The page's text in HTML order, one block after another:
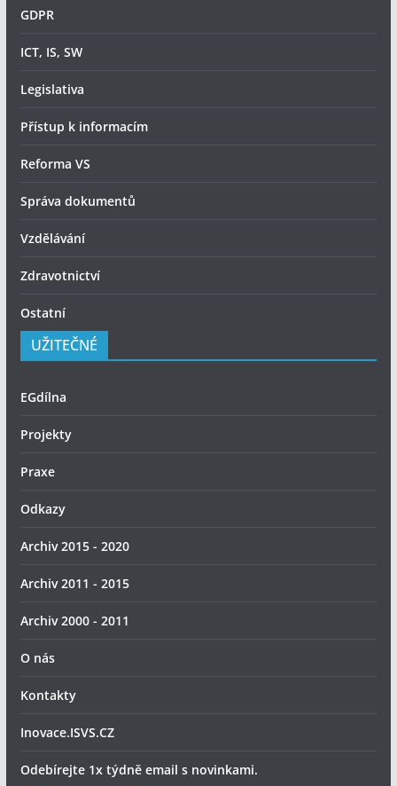
GDPR
ICT, IS, SW
Legislativa
Přístup k informacím
Reforma VS
Správa dokumentů
Vzdělávání
Zdravotnictví
Ostatní
UŽITEČNÉ
EGdílna
Projekty
Praxe
Odkazy
Archiv 2015 - 2020
Archiv 2011 - 2015
Archiv 2000 - 2011
O nás
Kontakty
Inovace.ISVS.CZ
Odebírejte 1x týdně email s novinkami.